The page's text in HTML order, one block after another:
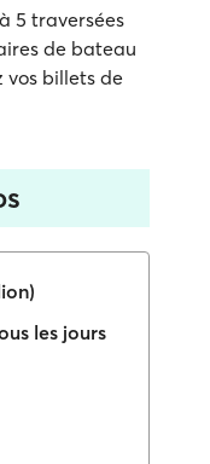
5 traversées
de bateau
vos billets de
les jours